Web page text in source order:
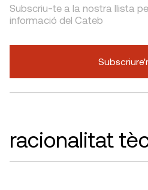
Subscriu-te a la nostra llista
informació del Cateb
racionalitat